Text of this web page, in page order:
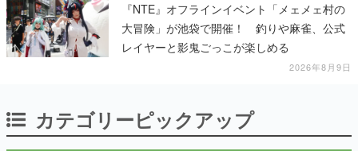
『NTE』オフラインイベント「メェメェ村の
大冒険」が池袋で開催！ 釣りや麻雀、公式
レイヤーと影鬼ごっこが楽しめる
2026年8月9日
カテゴリーピックアップ